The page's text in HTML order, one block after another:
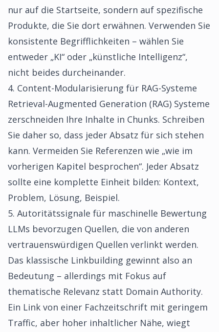
nur auf die Startseite, sondern auf spezifische
Produkte, die Sie dort erwähnen. Verwenden Sie
konsistente Begrifflichkeiten – wählen Sie
entweder „KI“ oder „künstliche Intelligenz“,
nicht beides durcheinander.
4. Content-Modularisierung für RAG-Systeme
Retrieval-Augmented Generation (RAG) Systeme
zerschneiden Ihre Inhalte in Chunks. Schreiben
Sie daher so, dass jeder Absatz für sich stehen
kann. Vermeiden Sie Referenzen wie „wie im
vorherigen Kapitel besprochen“. Jeder Absatz
sollte eine komplette Einheit bilden: Kontext,
Problem, Lösung, Beispiel.
5. Autoritätssignale für maschinelle Bewertung
LLMs bevorzugen Quellen, die von anderen
vertrauenswürdigen Quellen verlinkt werden.
Das klassische Linkbuilding gewinnt also an
Bedeutung – allerdings mit Fokus auf
thematische Relevanz statt Domain Authority.
Ein Link von einer Fachzeitschrift mit geringem
Traffic, aber hoher inhaltlicher Nähe, wiegt